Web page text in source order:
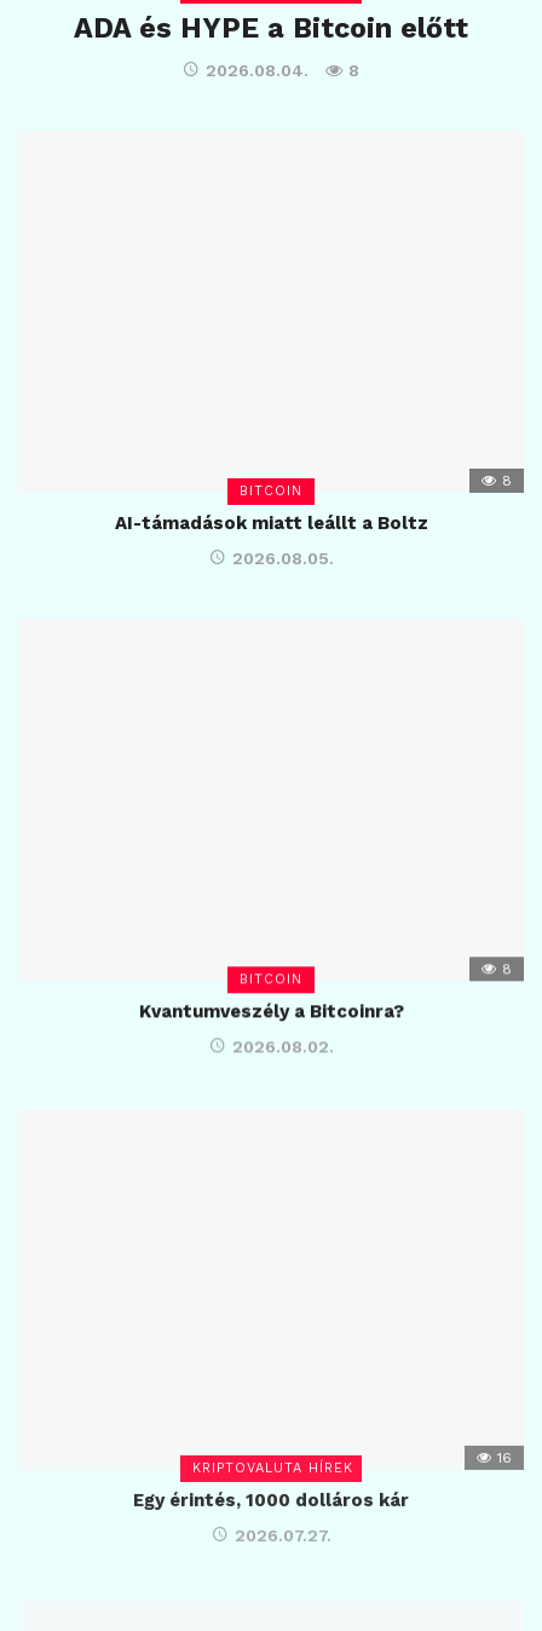
ADA és HYPE a Bitcoin előtt
2026.08.04. 8
BITCOIN
8
AI-támadások miatt leállt a Boltz
2026.08.05.
BITCOIN
8
Kvantumveszély a Bitcoinra?
2026.08.02.
KRIPTOVALUTA HÍREK
16
Egy érintés, 1000 dolláros kár
2026.07.27.